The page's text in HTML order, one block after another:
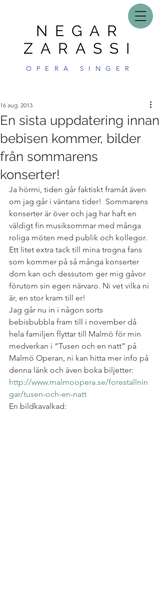
NEGAR
ZARASSI
OPERA SINGER
En sista uppdatering innan
bebisen kommer, bilder
från sommarens
konserter!
16 aug. 2013
Ja hörrni, tiden går faktiskt framåt även
om jag går i väntans tider!  Sommarens
konserter är över och jag har haft en
väldigt fin musiksommar med många
roliga möten med publik och kollegor.
Ett litet extra tack till mina trogna fans
som kommer på så många konserter
dom kan och dessutom ger mig gåvor
förutom sin egen närvaro. Ni vet vilka ni
är, en stor kram till er!
Jag går nu in i någon sorts
bebisbubbla fram till i november då
hela familjen flyttar till Malmö för min
medverkan i “Tusen och en natt” på
Malmö Operan, ni kan hitta mer info på
denna länk och även boka biljetter:
http://www.malmoopera.se/forestallnin
gar/tusen-och-en-natt
En bildkavalkad: